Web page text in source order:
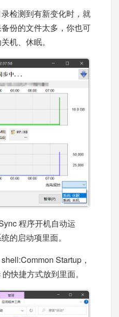
检测到有新变化时，就
份的文件太多，你也可
机、休眠。
程序开机自动运
的启动项里面。
Startup，
快捷方式放到里面。